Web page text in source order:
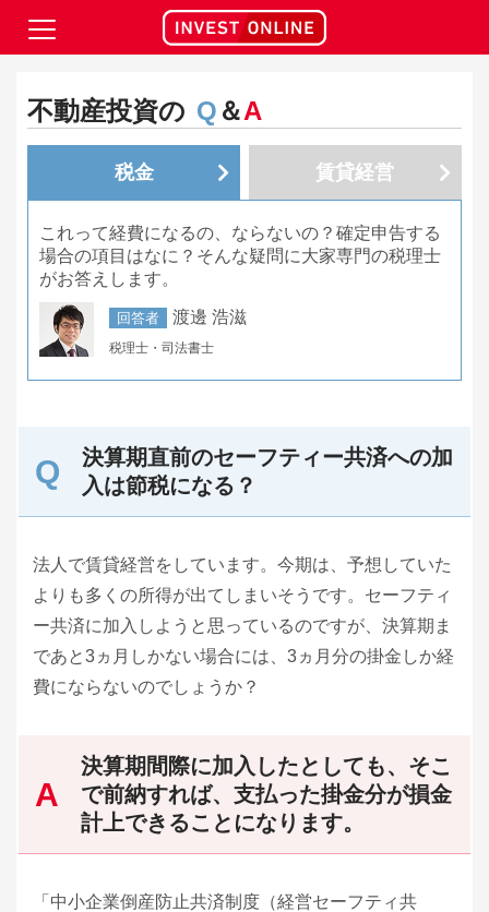
不動産投資の Q ＆A
税金 賃貸経営
これって経費になるの、ならないの？確定申告する
場合の項目はなに？そんな疑問に大家専門の税理士
がお答えします。
回答者 渡邊 浩滋
税理士・司法書士
決算期直前のセーフティー共済への加
入は節税になる？
法人で賃貸経営をしています。今期は、予想していた
よりも多くの所得が出てしまいそうです。セーフティ
ー共済に加入しようと思っているのですが、決算期ま
であと3ヵ月しかない場合には、3ヵ月分の掛金しか経
費にならないのでしょうか？
決算期間際に加入したとしても、そこ
で前納すれば、支払った掛金分が損金
計上できることになります。
「中小企業倒産防止共済制度（経営セーフティ共